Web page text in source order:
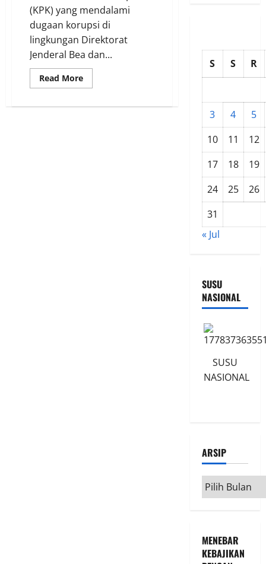
(KPK) yang mendalami
dugaan korupsi di
lingkungan Direktorat
Jenderal Bea dan...
Read MoreRead
more
Lilur:
S S R
3 4
5
10
11
12
17
18
19
24
25
26
31
« Jul
SUSU
NASIONAL
SUSU
NASIONAL
ARSIP
Arsip
MENEBAR
KEBAJIKAN